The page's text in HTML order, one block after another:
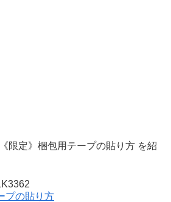
限定》梱包用テープの貼り方 を紹
プの貼り方